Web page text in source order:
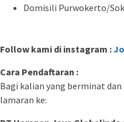
Domisili Purwokerto/
Follow kami di instagram :
Cara Pendaftaran :
Bagi kalian yang berminat
lamaran ke: